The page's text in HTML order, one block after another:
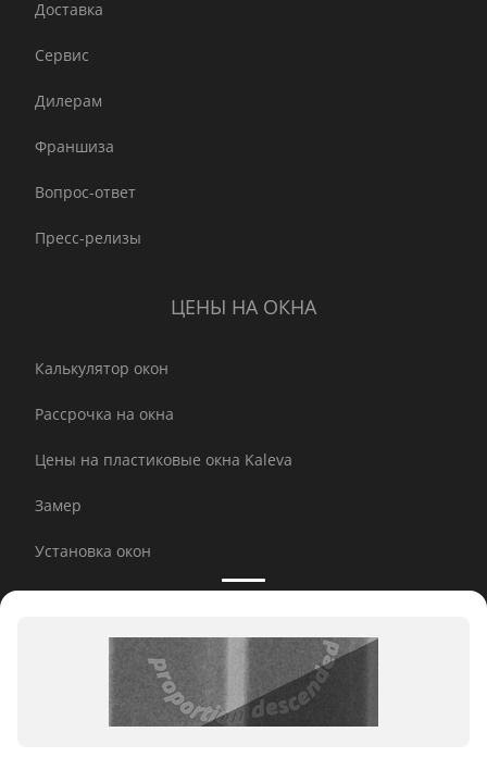
Доставка
Сервис
Дилерам
Франшиза
Вопрос-ответ
Пресс-релизы
ЦЕНЫ НА ОКНА
Калькулятор окон
Рассрочка на окна
Цены на пластиковые окна Kaleva
Замер
Установка окон
Инновации
Профили окон Kaleva
Принимаем к оплате: